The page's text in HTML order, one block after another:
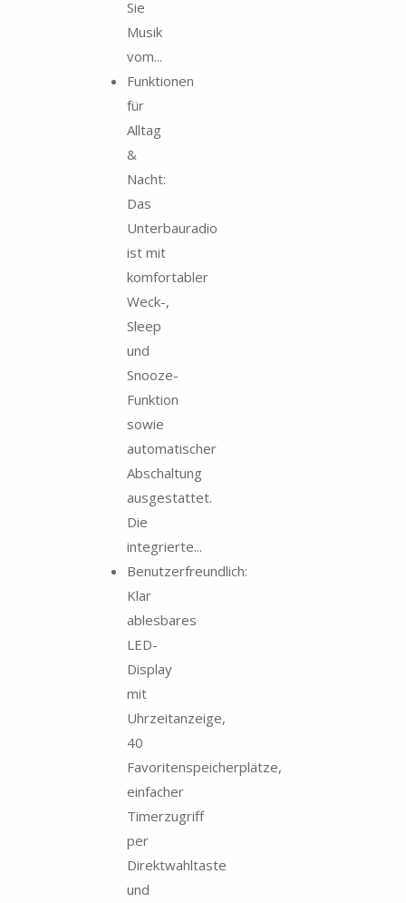
Sie
Musik
vom...
Funktionen
für
Alltag
&
Nacht:
Das
Unterbauradio
ist mit
komfortabler
Weck-,
Sleep
und
Snooze-
Funktion
sowie
automatischer
Abschaltung
ausgestattet.
Die
integrierte...
Benutzerfreundlich:
Klar
ablesbares
LED-
Display
mit
Uhrzeitanzeige,
40
Favoritenspeicherplätze,
einfacher
Timerzugriff
per
Direktwahltaste
und